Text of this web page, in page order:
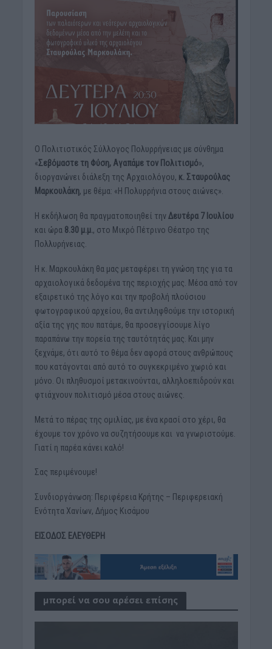
Ο Πολιτιστικός Σύλλογος Πολυρρήνειας με σύνθημα
«Σεβόμαστε τη Φύση, Αγαπάμε τον Πολιτισμό»,
διοργανώνει διάλεξη της Αρχαιολόγου, κ. Σταυρούλας
Μαρκουλάκη, με θέμα: «Η Πολυρρήνια στους αιώνες».
Η εκδήλωση θα πραγματοποιηθεί τηνΔευτέρα 7 Ιουλίου
και ώρα 8.30 μ.μ., στο Μικρό Πέτρινο Θέατρο της
Πολλυρήνειας.
Η κ. Μαρκουλάκη θα μας μεταφέρει τη γνώση της για τα
αρχαιολογικά δεδομένα της περιοχής μας. Μέσα από τον
εξαιρετικό της λόγο και την προβολή πλούσιου
φωτογραφικού αρχείου, θα αντιληφθούμε την ιστορική
αξία της γης που πατάμε, θα προσεγγίσουμε λίγο
παραπάνω την πορεία της ταυτότητάς μας. Και μην
ξεχνάμε, ότι αυτό το θέμα δεν αφορά στους ανθρώπους
που κατάγονται από αυτό το συγκεκριμένο χωριό και
μόνο. Οι πληθυσμοί μετακινούνται, αλληλοεπιδρούν και
φτιάχνουν πολιτισμό μέσα στους αιώνες.
Μετά το πέρας της ομιλίας, με ένα κρασί στο χέρι, θα
έχουμε τον χρόνο να συζητήσουμε και να γνωριστούμε.
Γιατί η παρέα κάνει καλό!
Σας περιμένουμε!
Συνδιοργάνωση: Περιφέρεια Κρήτης – Περιφερειακή
Ενότητα Χανίων, Δήμος Κισάμου
ΕΙΣΟΔΟΣ ΕΛΕΥΘΕΡΗ
μπορεί να σου αρέσει επίσης